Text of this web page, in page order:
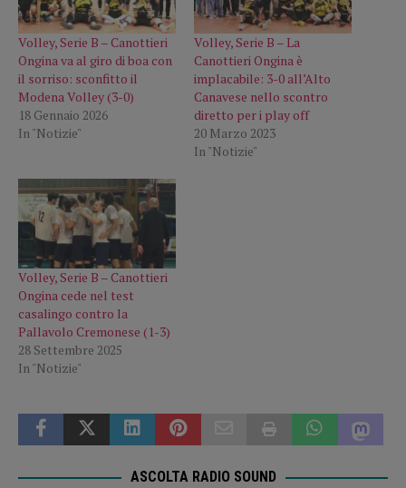
Volley, Serie B – Canottieri
Ongina va al giro di boa con
il sorriso: sconfitto il
Modena Volley (3-0)
18 Gennaio 2026
In "Notizie"
Volley, Serie B – La
Canottieri Ongina è
implacabile: 3-0 all’Alto
Canavese nello scontro
diretto per i play off
20 Marzo 2023
In "Notizie"
Volley, Serie B – Canottieri
Ongina cede nel test
casalingo contro la
Pallavolo Cremonese (1-3)
28 Settembre 2025
In "Notizie"
ASCOLTA RADIO SOUND